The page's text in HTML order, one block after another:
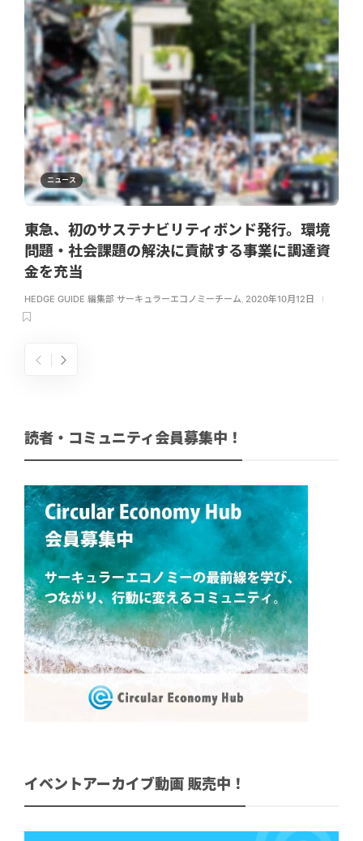
ニュース
東急、初のサステナビリティボンド発行。環境
問題・社会課題の解決に貢献する事業に調達資
金を充当
HEDGE GUIDE 編集部 サーキュラーエコノミーチーム, 2020年10月12日
読者・コミュニティ会員募集中！
イベントアーカイブ動画 販売中！